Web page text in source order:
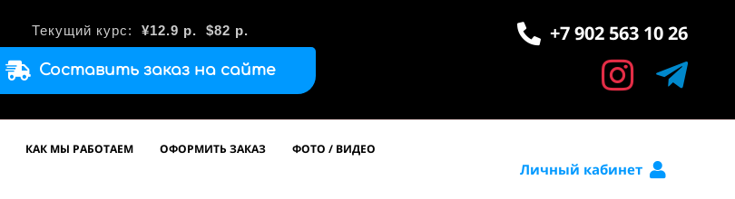
Текущий курс: ¥12.9 р. $82 р.
Составить заказ на сайте
+7 902 563 10 26
КАК МЫ РАБОТАЕМ ОФОРМИТЬ ЗАКАЗ ФОТО / ВИДЕО
Личный кабинет